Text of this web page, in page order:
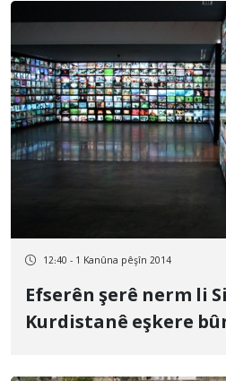
12:40 - 1 Kanûna pêşîn 2014
Efserên şerê nerm li
Kurdistanê eşkere